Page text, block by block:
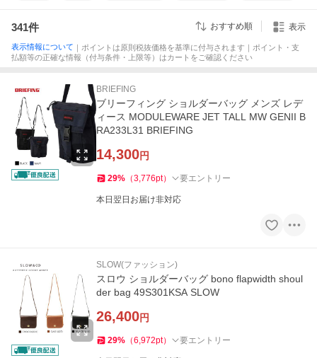
341件 おすすめ順 表示
表示情報について ｜ポイントは原則税抜価格を基準に付与されます｜ポイント・支
払額等の正確な情報（付与条件・上限等）はカートをご確認ください
BRIEFING
ブリーフィング ショルダーバッグ メンズ レデ
ィース MODULEWARE JET TALL MW GENII B
RA233L31 BRIEFING
14,300円
29% （3,776pt） 要エントリー
本日翌日お届け非対応
SLOW(ファッション)
スロウ ショルダーバッグ bono flapwidth shoul
der bag 49S301KSA SLOW
26,400円
29% （6,972pt） 要エントリー